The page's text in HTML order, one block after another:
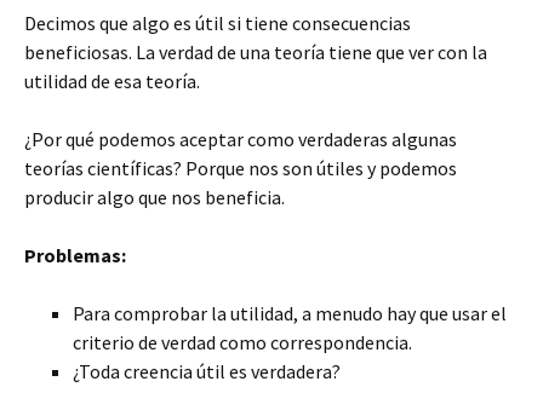
Decimos que algo es útil si tiene consecuencias
beneficiosas. La verdad de una teoría tiene que ver con la
utilidad de esa teoría.
¿Por qué podemos aceptar como verdaderas algunas
teorías científicas? Porque nos son útiles y podemos
producir algo que nos beneficia.
Problemas:
Para comprobar la utilidad, a menudo hay que usar el
criterio de verdad como correspondencia.
¿Toda creencia útil es verdadera?